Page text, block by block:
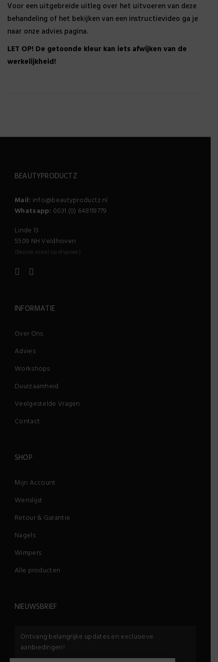
Voor een uitgebreide uitleg over het uitvoeren van deze
behandeling of het bekijken van een instructievideo ga je
naar onze advies pagina.
LET OP! De getoonde kleur kan iets afwijken van de
werkelijkheid!
BEAUTYPRODUCTZ
Mail: info@beautyproductz.nl
Whatsapp: 0031 (0) 648119779
Linde 13
5509 NH Veldhoven
(Bezoek enkel op afspraak)
INFORMATIE
Over Ons
Advies
Workshops
Duurzaamheid
Veelgestelde Vragen
Contact
SHOP
Mijn Account
Wenslijst
Retour & Garantie
Nagels
Wimpers
Alle producten
NIEUWSBRIEF
Ontvang belangrijke updates en exclusieve
aanbiedingen!